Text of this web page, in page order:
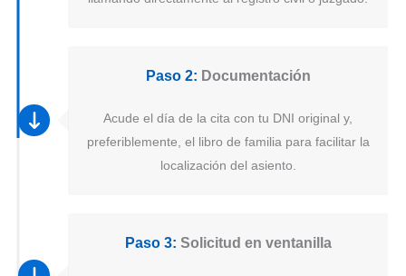
Paso 2: Documentación
Acude el día de la cita con tu DNI original y,
preferiblemente, el libro de familia para facilitar la
localización del asiento.
Paso 3: Solicitud en ventanilla